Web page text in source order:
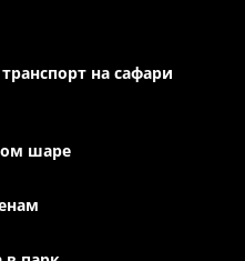
на сафари
шаре